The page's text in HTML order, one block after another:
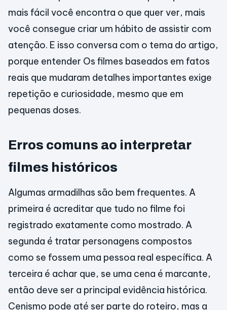
mais fácil você encontra o que quer ver, mais
você consegue criar um hábito de assistir com
atenção. E isso conversa com o tema do artigo,
porque entender Os filmes baseados em fatos
reais que mudaram detalhes importantes exige
repetição e curiosidade, mesmo que em
pequenas doses.
Erros comuns ao interpretar
filmes históricos
Algumas armadilhas são bem frequentes. A
primeira é acreditar que tudo no filme foi
registrado exatamente como mostrado. A
segunda é tratar personagens compostos
como se fossem uma pessoa real específica. A
terceira é achar que, se uma cena é marcante,
então deve ser a principal evidência histórica.
Cenismo pode até ser parte do roteiro, mas a